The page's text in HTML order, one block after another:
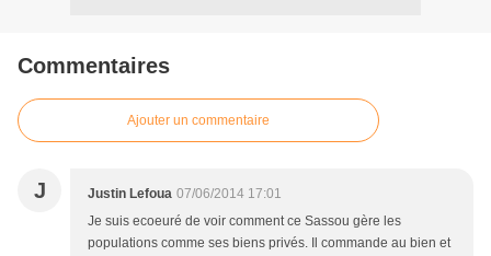
Commentaires
Ajouter un commentaire
J Justin Lefoua 07/06/2014 17:01
Je suis ecoeuré de voir comment ce Sassou gère les
populations comme ses biens privés. Il commande au bien et